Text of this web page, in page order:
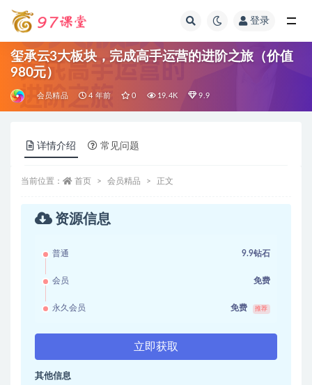
登录
玺承云3大板块，完成高手运营的进阶之旅（价值
980元）
会员精品 4 年前 0 19.4K 9.9
详情介绍 常见问题
当前位置： 首页 会员精品 正文
资源信息
普通 9.9钻石
会员 免费
永久会员 免费 推荐
立即获取
其他信息